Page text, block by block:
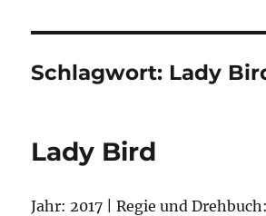
Schlagwort: Lady
Lady Bird
Jahr: 2017 | Regie und